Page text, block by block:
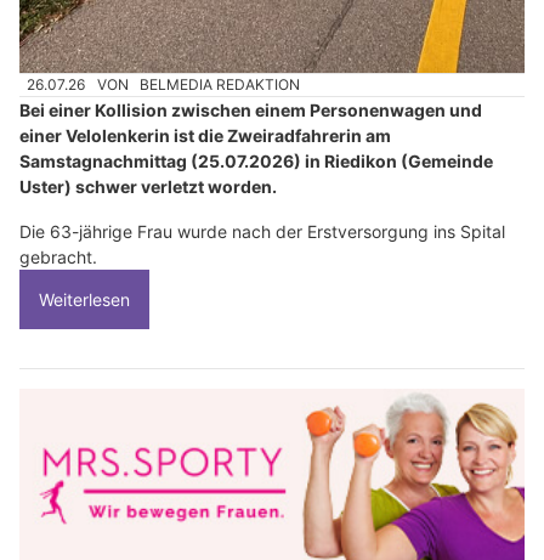
26.07.26 VON BELMEDIA REDAKTION
Bei einer Kollision zwischen einem Personenwagen und
einer Velolenkerin ist die Zweiradfahrerin am
Samstagnachmittag (25.07.2026) in Riedikon (Gemeinde
Uster) schwer verletzt worden.
Die 63-jährige Frau wurde nach der Erstversorgung ins Spital
gebracht.
Weiterlesen